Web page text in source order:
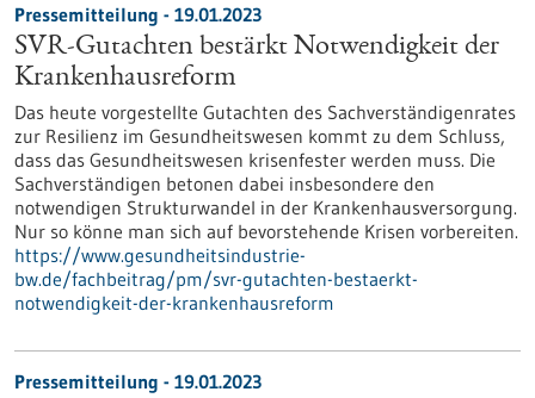
Pressemitteilung - 19.01.2023
SVR-Gutachten bestärkt Notwendigkeit der
Krankenhausreform
Das heute vorgestellte Gutachten des Sachverständigenrates
zur Resilienz im Gesundheitswesen kommt zu dem Schluss,
dass das Gesundheitswesen krisenfester werden muss. Die
Sachverständigen betonen dabei insbesondere den
notwendigen Strukturwandel in der Krankenhausversorgung.
Nur so könne man sich auf bevorstehende Krisen vorbereiten.
https://www.gesundheitsindustrie-
bw.de/fachbeitrag/pm/svr-gutachten-bestaerkt-
notwendigkeit-der-krankenhausreform
Pressemitteilung - 19.01.2023